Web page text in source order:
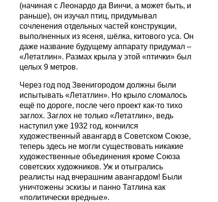
(начиная с Леонардо да Винчи, а может быть, и
раньше), он изучал птиц, придумывал
сочленения отдельных частей конструкции,
выполненных из ясеня, шёлка, китового уса. Он
даже название будущему аппарату придумал –
«Летатлин». Размах крыла у этой «птички» был
целых 9 метров.
Через год под Звенигородом должны были
испытывать «Летатлин». Но крыло сломалось
ещё по дороге, после чего проект как-то тихо
заглох. Заглох не только «Летатлин», ведь
наступил уже 1932 год, кончился
художественный авангард в Советском Союзе,
теперь здесь не могли существовать никакие
художественные объединения кроме Союза
советских художников. Уж и отыгрались
реалисты над вчерашним авангардом! Были
уничтожены эскизы и панно Татлина как
«политически вредные».